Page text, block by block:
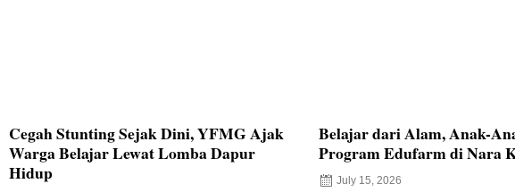
Cegah Stunting Sejak Dini, YFMG Ajak
Warga Belajar Lewat Lomba Dapur
Hidup
Belajar dari Alam, Anak-
Program Edufarm di Nara
July 15, 2026